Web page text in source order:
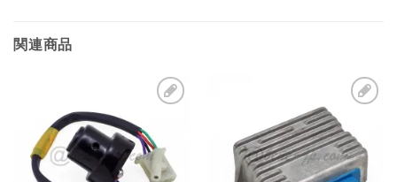
関連商品
気
に
気
に